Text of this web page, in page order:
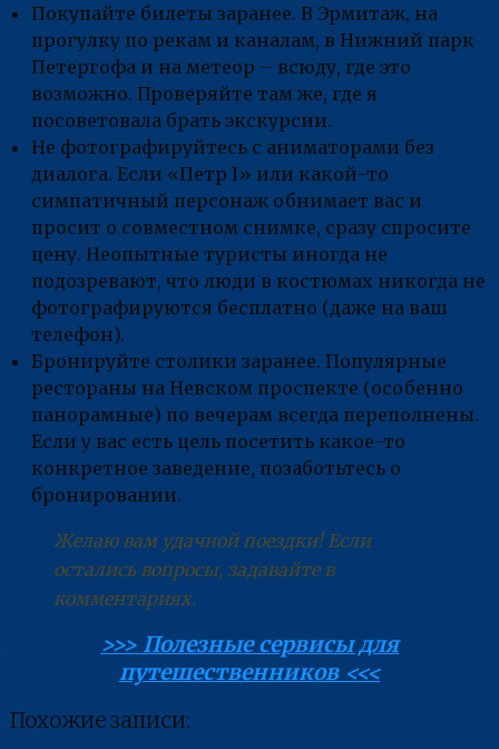
Покупайте билеты заранее. В Эрмитаж, на
прогулку по рекам и каналам, в Нижний парк
Петергофа и на метеор – всюду, где это
возможно. Проверяйте там же, где я
посоветовала брать экскурсии.
Не фотографируйтесь с аниматорами без
диалога. Если «Петр I» или какой-то
симпатичный персонаж обнимает вас и
просит о совместном снимке, сразу спросите
цену. Неопытные туристы иногда не
подозревают, что люди в костюмах никогда не
фотографируются бесплатно (даже на ваш
телефон).
Бронируйте столики заранее. Популярные
рестораны на Невском проспекте (особенно
панорамные) по вечерам всегда переполнены.
Если у вас есть цель посетить какое-то
конкретное заведение, позаботьтесь о
бронировании.
Желаю вам удачной поездки! Если
остались вопросы, задавайте в
комментариях.
>>> Полезные сервисы для
путешественников <<<
Похожие записи: